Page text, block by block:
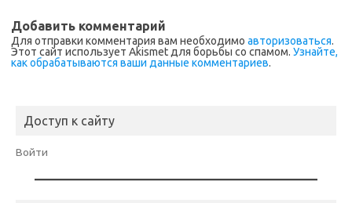
Добавить комментарий
Для отправки комментария вам необходимо авторизоваться.
Этот сайт использует Akismet для борьбы со спамом. Узнайте,
как обрабатываются ваши данные комментариев.
Доступ к сайту
Войти